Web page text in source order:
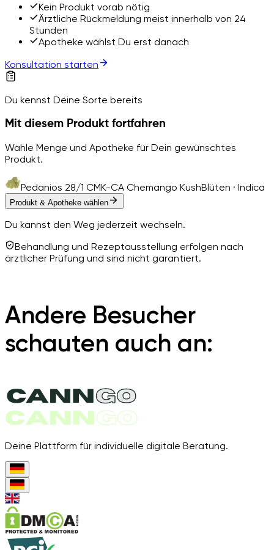
Kein Produkt vorab nötig
Ärztliche Rückmeldung meist innerhalb von 24
Stunden
Apotheke wählst Du erst danach
Konsultation starten
Du kennst Deine Sorte bereits
Mit diesem Produkt fortfahren
Wähle Menge und Apotheke für Dein gewünschtes
Produkt.
Pedanios 28/1 CMK-CA Chemango KushBlüten · Indica
Produkt & Apotheke wählen
Du kannst den Weg jederzeit wechseln.
Behandlung und Rezeptausstellung erfolgen nach
ärztlicher Prüfung und sind nicht garantiert.
Andere Besucher
schauten auch an:
Deine Plattform für individuelle digitale Beratung.